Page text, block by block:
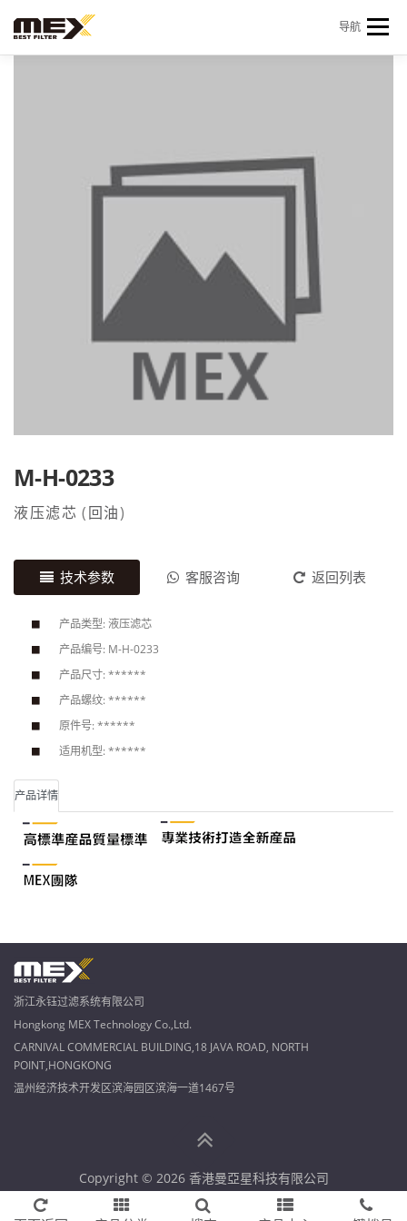
导航
M-H-0233
液压滤芯 (回油)
技术参数 客服咨询 返回列表
产品类型: 液压滤芯
产品编号: M-H-0233
产品尺寸: ******
产品螺纹: ******
原件号: ******
适用机型: ******
产品详情
浙江永钰过滤系统有限公司
Hongkong MEX Technology Co.,Ltd.
CARNIVAL COMMERCIAL BUILDING,18 JAVA ROAD, NORTH
POINT,HONGKONG
温州经济技术开发区滨海园区滨海一道1467号
Copyright © 2026 香港曼亞星科技有限公司